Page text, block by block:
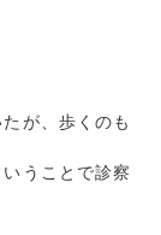
が、歩くのも
うことで診察